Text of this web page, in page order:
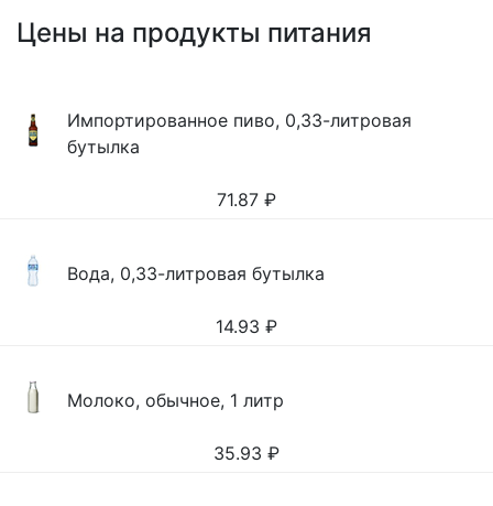
Цены на продукты питания
Импортированное пиво, 0,33-литровая
бутылка
71.87 ₽
Вода, 0,33-литровая бутылка
14.93 ₽
Молоко, обычное, 1 литр
35.93 ₽